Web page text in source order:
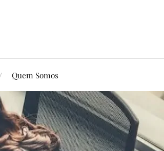
Quem Somos